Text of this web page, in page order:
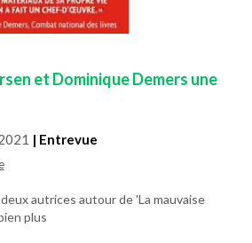
et Dominique Demers une
| Entrevue
autrices autour de 'La mauvaise
plus